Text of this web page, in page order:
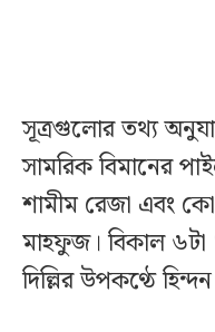
সূত্রগুলোর তথ্য
সামরিক বিমানের
শামীম রেজা এবং
মাহফুজ। বিকাল ৬টা
দিল্লির উপকণ্ঠে